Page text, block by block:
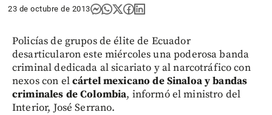
23 de octubre de 2013
Policías de grupos de élite de Ecuador
desarticularon este miércoles una poderosa banda
criminal dedicada al sicariato y al narcotráfico con
nexos con elcártel mexicano de Sinaloa y bandas
criminales de Colombia, informó el ministro del
Interior, José Serrano.